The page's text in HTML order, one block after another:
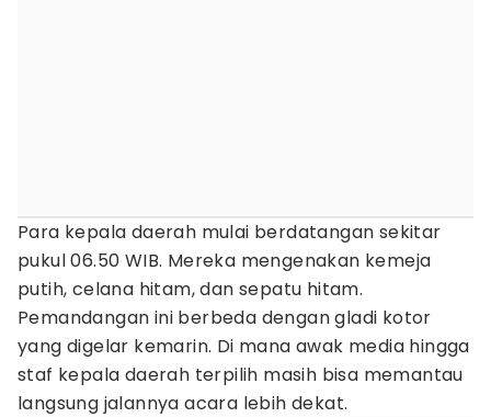
Para kepala daerah mulai berdatangan sekitar
pukul 06.50 WIB. Mereka mengenakan kemeja
putih, celana hitam, dan sepatu hitam.
Pemandangan ini berbeda dengan gladi kotor
yang digelar kemarin. Di mana awak media hingga
staf kepala daerah terpilih masih bisa memantau
langsung jalannya acara lebih dekat.